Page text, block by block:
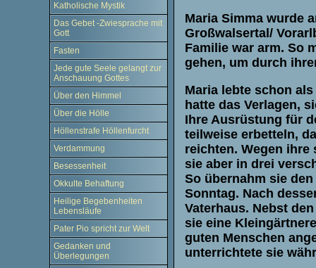
Katholische Mystik
Das Gebet -Zwiesprache mit
Gott
Fasten
Jede gute Seele gelangt zur
Anschauung Gottes
Über den Himmel
Über die Hölle
Höllenstrafe Höllenfurcht
Verdammung
Besessenheit
Okkulte Behaftung
Heilige Begebenheiten
Lebensläufe
Pater Pio spricht zur Welt
Gedanken und
Überlegungen
Maria Simma wurde
Großwalsertal/
Familie war arm. So
gehen, um durch
Maria lebte schon
hatte das Verlagen,
Ihre Ausrüstung für
teilweise erbetteln,
reichten. Wegen
sie aber in drei
So übernahm sie
Sonntag. Nach
Vaterhaus. Nebst
sie eine
guten Menschen
unterrichtete sie